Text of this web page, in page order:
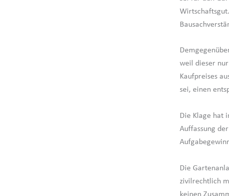
weil dieser
Kaufpreises
sei, einen
Die Klage hat
Auffassung
Die
zivilrechtlich
keinen